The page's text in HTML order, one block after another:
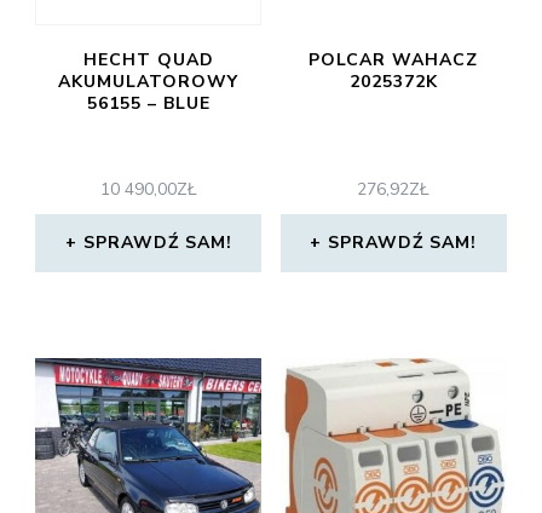
HECHT QUAD
AKUMULATOROWY
56155 – BLUE
10 490,00ZŁ
SPRAWDŹ SAM!
POLCAR WAHACZ
2025372K
276,92ZŁ
SPRAWDŹ SAM!